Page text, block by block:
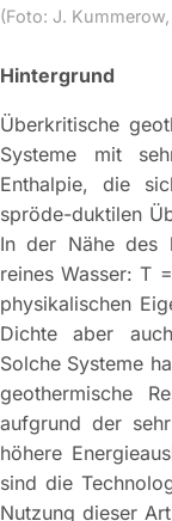
(Foto: J. Kummerow,
Hintergrund
Überkritische
Systeme mit
Enthalpie, die
spröde-duktilen
In der Nähe des
reines Wasser: T
physikalischen
Dichte aber
Solche Systeme
geothermische
aufgrund der
höhere
sind die
Nutzung dieser